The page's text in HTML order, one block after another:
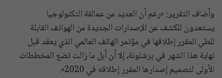
وأضاف التقرير: «رغم أن العديد من عمالقة التكنولوجيا
يستعدون للكشف عن الإصدارات الجديدة من الهواتف القابلة
للطي المقرر إطلاقها في مؤتمر الهاتف العالمي الذي يعقد قبل
نهاية هذا الشهر في برشلونة، إلا أن أبل ما زالت تضع المخططات
الأولى لتصميم إصدارها المقرر إطلاقه في 2020».